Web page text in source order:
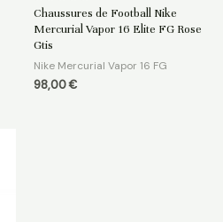
Note
sur
5
Chaussures de Football Nike
Mercurial Vapor 16 Elite FG Rose
Gtis
Nike Mercurial Vapor 16 FG
98,00€